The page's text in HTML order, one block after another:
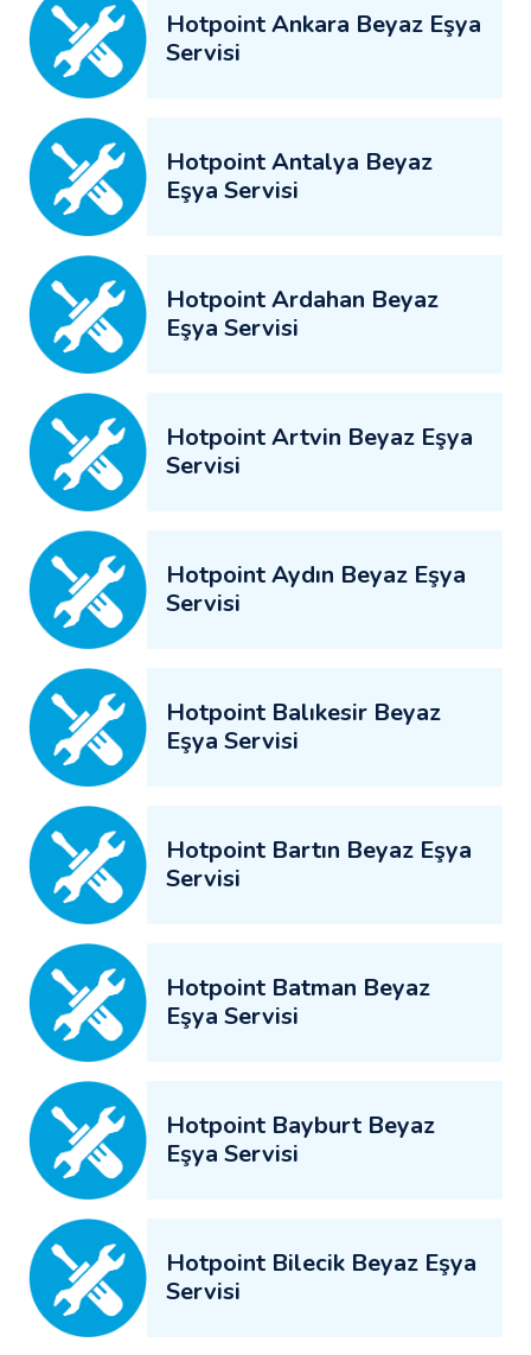
Hotpoint Ankara Beyaz Eşya
Servisi
Hotpoint Antalya Beyaz
Eşya Servisi
Hotpoint Ardahan Beyaz
Eşya Servisi
Hotpoint Artvin Beyaz Eşya
Servisi
Hotpoint Aydın Beyaz Eşya
Servisi
Hotpoint Balıkesir Beyaz
Eşya Servisi
Hotpoint Bartın Beyaz Eşya
Servisi
Hotpoint Batman Beyaz
Eşya Servisi
Hotpoint Bayburt Beyaz
Eşya Servisi
Hotpoint Bilecik Beyaz Eşya
Servisi